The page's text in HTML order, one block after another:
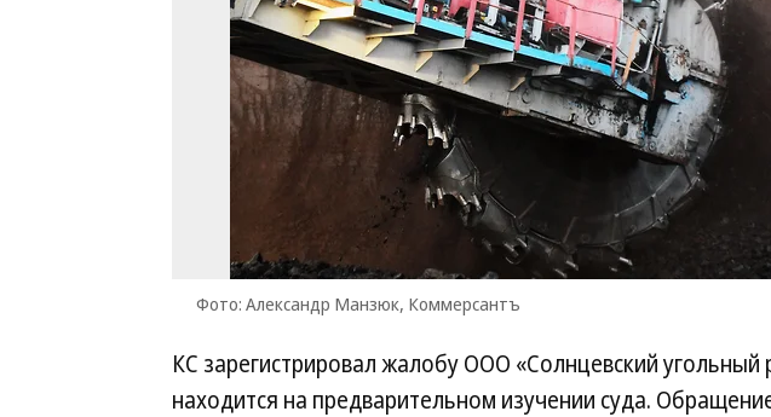
Фото: Александр Манзюк, Коммерсантъ
КС зарегистрировал жалобу ООО «Солнцевский угольный
находится на предварительном изучении суда.